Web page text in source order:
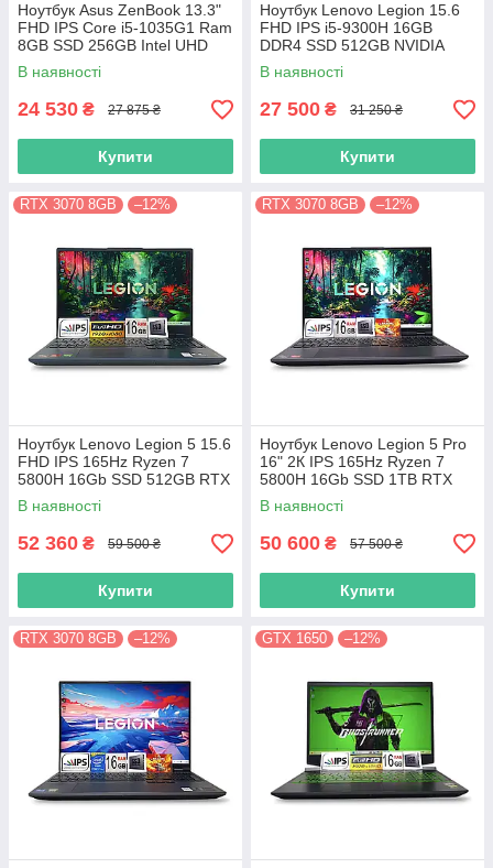
Ноутбук Asus ZenBook 13.3"
FHD IPS Core i5-1035G1 Ram
8GB SSD 256GB Intel UHD
Graphics
В наявності
24 530 ₴ 27 875 ₴
Купити
Ноутбук Lenovo Legion 15.6
FHD IPS i5-9300H 16GB
DDR4 SSD 512GB NVIDIA
GTX1650
В наявності
27 500 ₴ 31 250 ₴
Купити
RTX 3070 8GB –12%
Ноутбук Lenovo Legion 5 15.6
FHD IPS 165Hz Ryzen 7
5800H 16Gb SSD 512GB RTX
3070 8GB
В наявності
52 360 ₴ 59 500 ₴
Купити
RTX 3070 8GB –12%
Ноутбук Lenovo Legion 5 Pro
16" 2К IPS 165Hz Ryzen 7
5800H 16Gb SSD 1TB RTX
3070 8GB
В наявності
50 600 ₴ 57 500 ₴
Купити
RTX 3070 8GB –12% GTX 1650 –12%